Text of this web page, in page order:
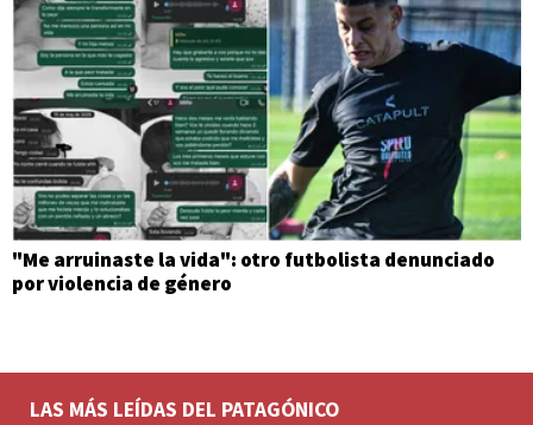
"Me arruinaste la vida": otro futbolista denunciado
por violencia de género
LAS MÁS LEÍDAS DEL PATAGÓNICO